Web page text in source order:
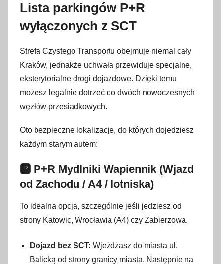
Lista parkingów P+R
wyłączonych z SCT
Strefa Czystego Transportu obejmuje niemal cały
Kraków, jednakże uchwała przewiduje specjalne,
eksterytorialne drogi dojazdowe. Dzięki temu
możesz legalnie dotrzeć do dwóch nowoczesnych
węzłów przesiadkowych.
Oto bezpieczne lokalizacje, do których dojedziesz
każdym starym autem:
🅿️ P+R Mydlniki Wapiennik (Wjazd
od Zachodu / A4 / lotniska)
To idealna opcja, szczególnie jeśli jedziesz od
strony Katowic, Wrocławia (A4) czy Zabierzowa.
Dojazd bez SCT: Wjeżdżasz do miasta ul.
Balicką od strony granicy miasta. Następnie na